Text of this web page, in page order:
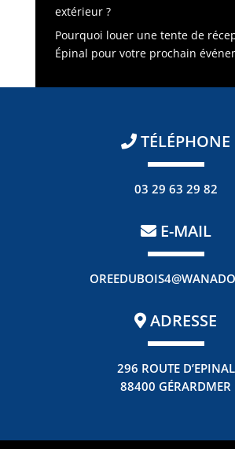
extérieur ?
Pourquoi louer une tente de
Épinal pour votre prochain
TÉLÉPHONE
03 29 63 29 82
E-MAIL
ADRESSE
296 ROUTE D’EPINAL
88400 GÉRARDMER